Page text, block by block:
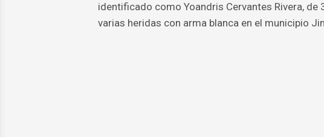
identificado como Yoandris Cervantes Rivera,
varias heridas con arma blanca en el municipio